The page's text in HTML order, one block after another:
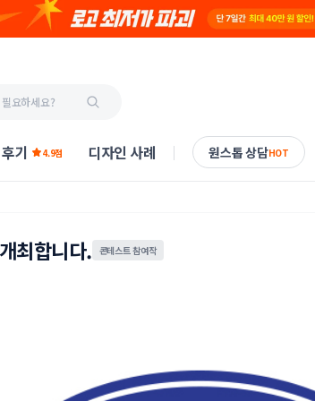
기 4.9점 디자인 사례 원스톱 상담HOT
최합니다. 콘테스트 참여작